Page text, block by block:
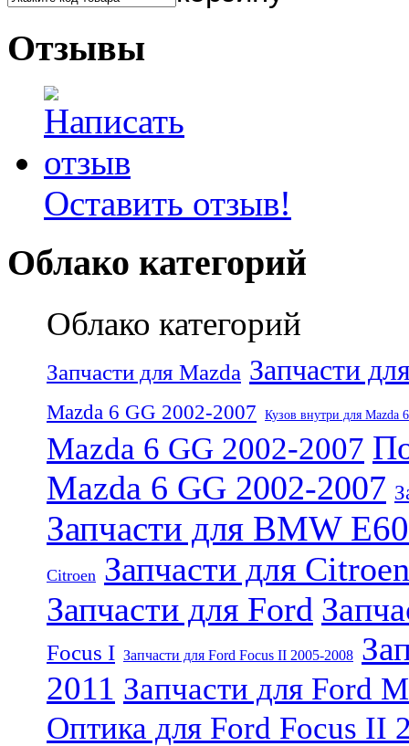
Отзывы
Оставить отзыв!
Облако категорий
Облако категорий
Запчасти для Mazda Запчасти
Mazda 6 GG 2002-2007 Кузов внутри для Mazda
Mazda 6 GG 2002-2007
Mazda 6 GG 2002-2007
Запчасти для BMW
Citroen Запчасти для
Запчасти для Ford
Focus I Запчасти для Ford Focus II 2005-2008
2011 Запчасти для Ford
Оптика для Ford Focus II